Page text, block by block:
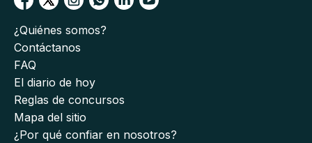
¿Quiénes somos?
Contáctanos
FAQ
El diario de hoy
Reglas de concursos
Mapa del sitio
¿Por qué confiar en nosotros?